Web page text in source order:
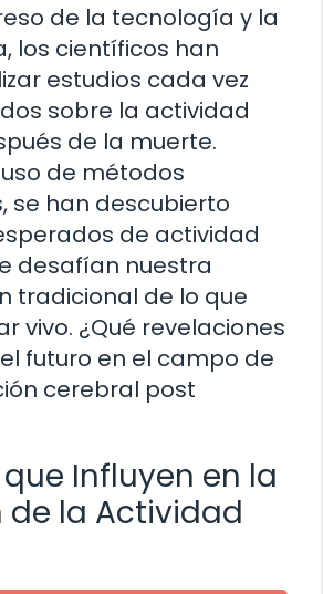
de la tecnología y la
los científicos han
estudios cada vez
sobre la actividad
de la muerte.
de métodos
se han descubierto
de actividad
desafían nuestra
tradicional de lo que
vivo. ¿Qué revelaciones
futuro en el campo de
cerebral post
Influyen en la
de la Actividad